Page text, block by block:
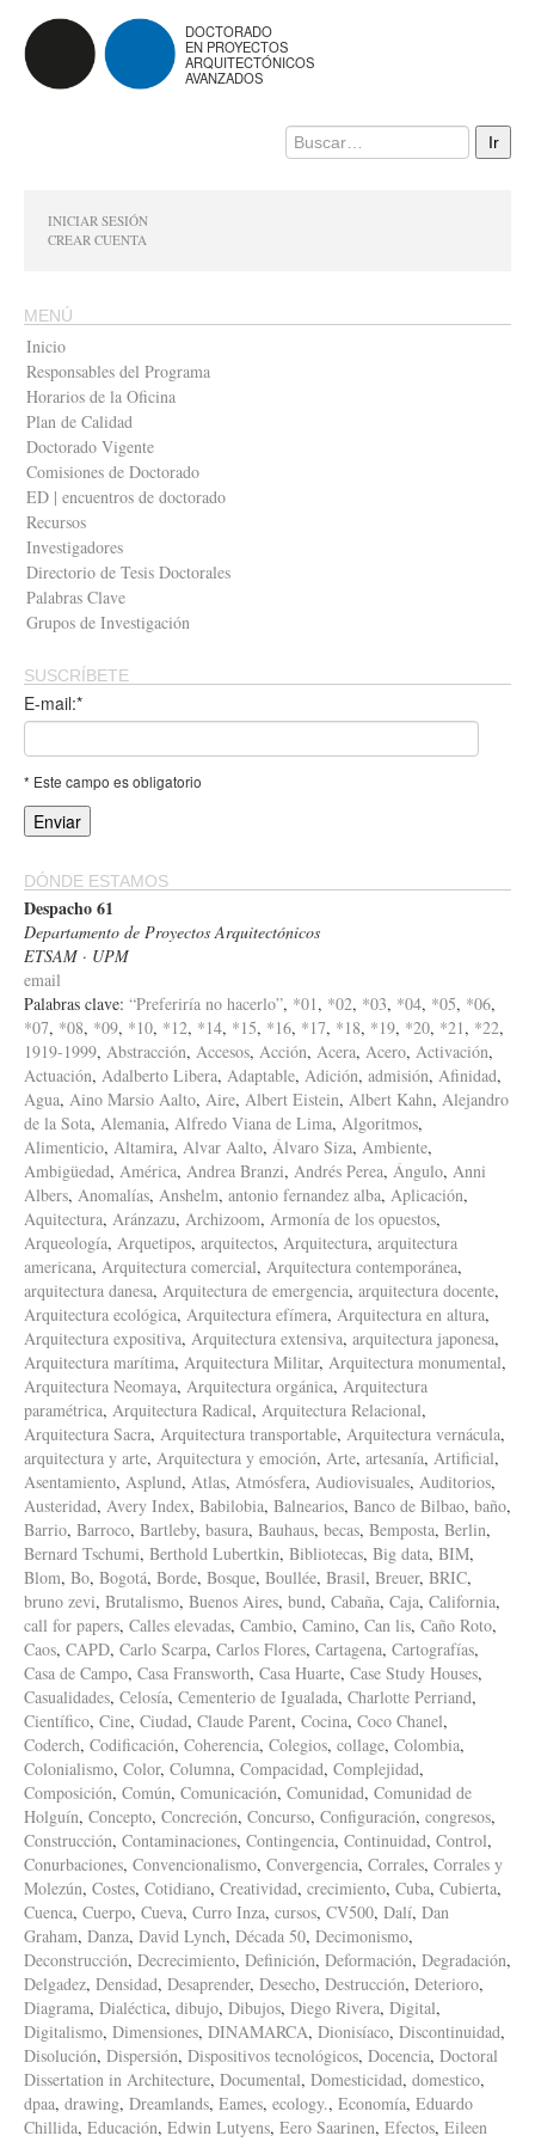
DOCTORADO
EN PROYECTOS
ARQUITECTÓNICOS
AVANZADOS
INICIAR SESIÓN
CREAR CUENTA
MENÚ
Inicio
Responsables del Programa
Horarios de la Oficina
Plan de Calidad
Doctorado Vigente
Comisiones de Doctorado
ED | encuentros de doctorado
Recursos
Investigadores
Directorio de Tesis Doctorales
Palabras Clave
Grupos de Investigación
SUSCRÍBETE
E-mail:*
* Este campo es obligatorio
DÓNDE ESTAMOS
Despacho 61
Departamento de Proyectos Arquitectónicos
ETSAM · UPM
email
Palabras clave: “Preferiría no hacerlo”, *01 , *02, *03, *04, *05, *06,
*07, *08, *09, *10, *12, *14, *15, *16, *17, *18, *19, *20, *21 , *22,
1919-1999, Abstracción, Accesos, Acción, Acera, Acero, Activación,
Actuación, Adalberto Libera, Adaptable, Adición, admisión, Afinidad,
Agua, Aino Marsio Aalto, Aire, Albert Eistein, Albert Kahn, Alejandro
de la Sota, Alemania, Alfredo Viana de Lima, Algoritmos,
Alimenticio, Altamira, Alvar Aalto, Álvaro Siza, Ambiente,
Ambigüedad, América, Andrea Branzi, Andrés Perea, Ángulo, Anni
Albers, Anomalías, Anshelm, antonio fernandez alba, Aplicación,
Aquitectura, Aránzazu, Archizoom, Armonía de los opuestos,
Arqueología, Arquetipos, arquitectos, Arquitectura, arquitectura
americana, Arquitectura comercial, Arquitectura contemporánea,
arquitectura danesa, Arquitectura de emergencia, arquitectura docente,
Arquitectura ecológica, Arquitectura efímera, Arquitectura en altura,
Arquitectura expositiva, Arquitectura extensiva, arquitectura japonesa,
Arquitectura marítima, Arquitectura Militar, Arquitectura monumental,
Arquitectura Neomaya, Arquitectura orgánica, Arquitectura
paramétrica, Arquitectura Radical, Arquitectura Relacional,
Arquitectura Sacra, Arquitectura transportable, Arquitectura vernácula,
arquitectura y arte, Arquitectura y emoción, Arte, artesanía, Artificial,
Asentamiento, Asplund, Atlas, Atmósfera, Audiovisuales, Auditorios,
Austeridad, Avery Index, Babilobia, Balnearios, Banco de Bilbao, baño,
Barrio, Barroco, Bartleby, basura, Bauhaus, becas, Bemposta, Berlin,
Bernard Tschumi, Berthold Lubertkin, Bibliotecas, Big data, BIM,
Blom, Bo, Bogotá, Borde, Bosque, Boullée, Brasil, Breuer, BRIC,
bruno zevi, Brutalismo, Buenos Aires, bund, Cabaña, Caja, California,
call for papers, Calles elevadas, Cambio, Camino, Can lis, Caño Roto,
Caos, CAPD, Carlo Scarpa, Carlos Flores, Cartagena, Cartografías,
Casa de Campo, Casa Fransworth, Casa Huarte, Case Study Houses,
Casualidades, Celosía, Cementerio de Igualada, Charlotte Perriand,
Científico, Cine, Ciudad, Claude Parent, Cocina, Coco Chanel,
Coderch, Codificación, Coherencia, Colegios, collage, Colombia,
Colonialismo, Color, Columna, Compacidad, Complejidad,
Composición, Común, Comunicación, Comunidad, Comunidad de
Holguín, Concepto, Concreción, Concurso, Configuración, congresos,
Construcción, Contaminaciones, Contingencia, Continuidad, Control,
Conurbaciones, Convencionalismo, Convergencia, Corrales, Corrales y
Molezún, Costes, Cotidiano, Creatividad, crecimiento, Cuba, Cubierta,
Cuenca, Cuerpo, Cueva, Curro Inza, cursos, CV500, Dalí, Dan
Graham, Danza, David Lynch, Década 50, Decimonismo,
Deconstrucción, Decrecimiento, Definición, Deformación, Degradación,
Delgadez, Densidad, Desaprender, Desecho, Destrucción, Deterioro,
Diagrama, Dialéctica, dibujo, Dibujos, Diego Rivera, Digital,
Digitalismo, Dimensiones, DINAMARCA, Dionisíaco, Discontinuidad,
Disolución, Dispersión, Dispositivos tecnológicos, Docencia, Doctoral
Dissertation in Architecture, Documental, Domesticidad, domestico,
dpaa, drawing, Dreamlands, Eames, ecology., Economía, Eduardo
Chillida, Educación, Edwin Lutyens, Eero Saarinen, Efectos, Eileen